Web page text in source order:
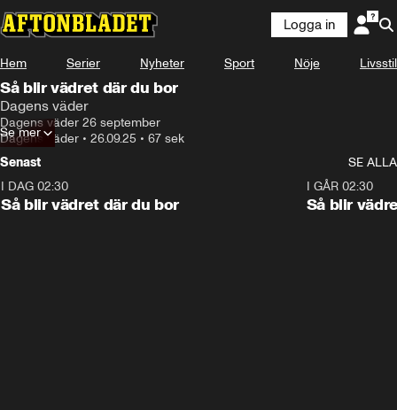
Logga in
Hem Serier Nyheter Sport Nöje Livsstil
Så blir vädret där du bor
Dagens väder
Dagens väder 26 september
Dagens väder • 26.09.25 • 67 sek
Se mer
Senast
SE ALLA
I DAG 02:30
Så blir vädret där du bor
I GÅR 02:30
Så blir